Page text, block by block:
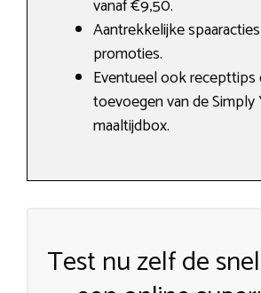
vanaf €9,50.
Aantrekkelijke
promoties.
Eventueel ook
toevoegen van de Simply
maaltijdbox.
Test nu zelf de